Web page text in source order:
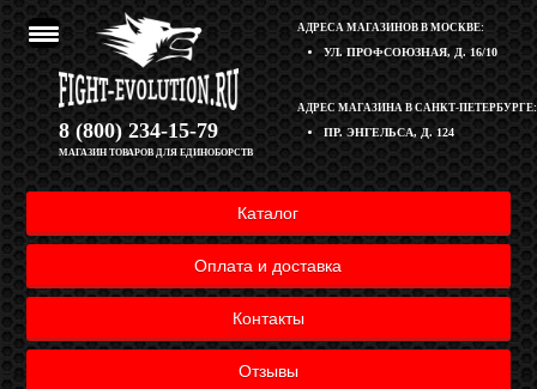
АДРЕСА МАГАЗИНОВ В МОСКВЕ:
УЛ. ПРОФСОЮЗНАЯ, Д. 16/10
АДРЕС МАГАЗИНА В САНКТ-ПЕТЕРБУРГЕ:
ПР. ЭНГЕЛЬСА, Д. 124
8 (800) 234-15-79
МАГАЗИН ТОВАРОВ ДЛЯ ЕДИНОБОРСТВ
Каталог
Оплата и доставка
Контакты
Отзывы
Перейти
к
навигации
Перейти
к
содержимому
Корзина
Полезная информация
Оплата и доставка товара